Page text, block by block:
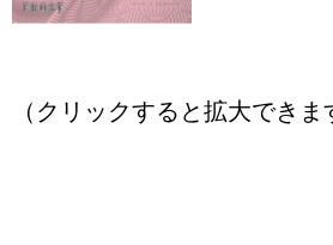
（クリックすると拡大できま